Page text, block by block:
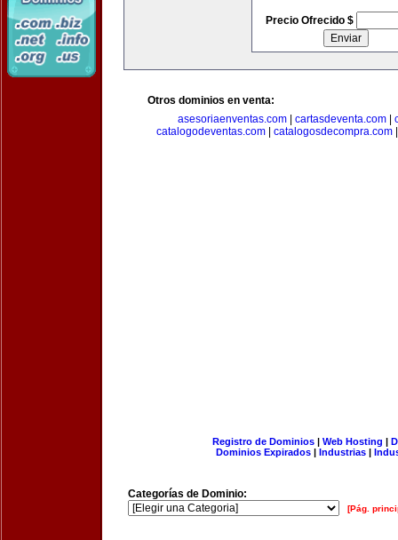
Precio Ofrecido $
Otros dominios en venta:
asesoriaenventas.com
cartasdeventa.com
catalogodeventas.com
catalogosdecompra.com
Registro de Dominios| Web Hosting |
Dominios Expirados | Industrias |
Categorías de Dominio:
[Pág.